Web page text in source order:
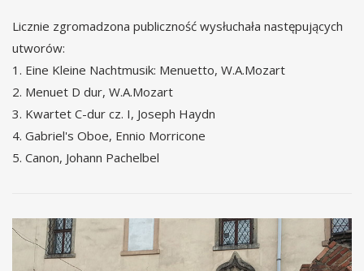
Licznie zgromadzona publiczność wysłuchała następujących
utworów:
1. Eine Kleine Nachtmusik: Menuetto, W.A.Mozart
2. Menuet D dur, W.A.Mozart
3. Kwartet C-dur cz. I, Joseph Haydn
4. Gabriel's Oboe, Ennio Morricone
5. Canon, Johann Pachelbel